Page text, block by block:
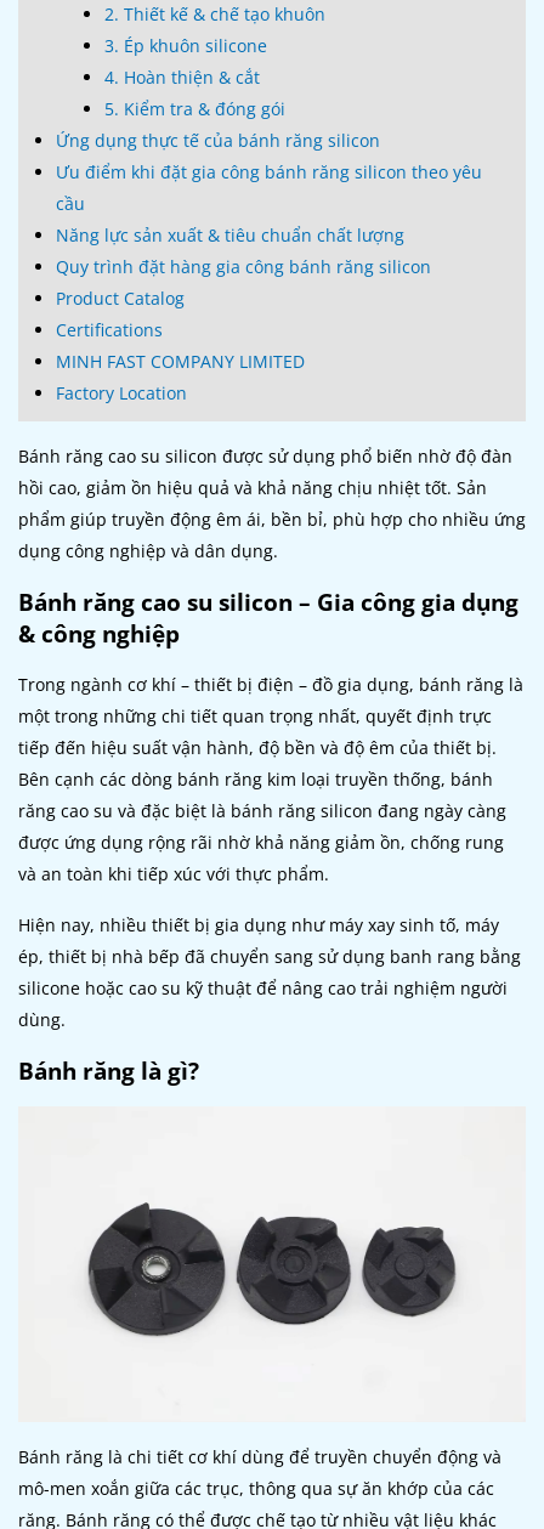
2. Thiết kế & chế tạo khuôn
3. Ép khuôn silicone
4. Hoàn thiện & cắt
5. Kiểm tra & đóng gói
Ứng dụng thực tế của bánh răng silicon
Ưu điểm khi đặt gia công bánh răng silicon theo yêu
cầu
Năng lực sản xuất & tiêu chuẩn chất lượng
Quy trình đặt hàng gia công bánh răng silicon
Product Catalog
Certifications
MINH FAST COMPANY LIMITED
Factory Location
Bánh răng cao su silicon được sử dụng phổ biến nhờ độ đàn
hồi cao, giảm ồn hiệu quả và khả năng chịu nhiệt tốt. Sản
phẩm giúp truyền động êm ái, bền bỉ, phù hợp cho nhiều ứng
dụng công nghiệp và dân dụng.
Bánh răng cao su silicon – Gia công gia dụng
& công nghiệp
Trong ngành cơ khí – thiết bị điện – đồ gia dụng, bánh răng là
một trong những chi tiết quan trọng nhất, quyết định trực
tiếp đến hiệu suất vận hành, độ bền và độ êm của thiết bị.
Bên cạnh các dòng bánh răng kim loại truyền thống, bánh
răng cao su và đặc biệt là bánh răng silicon đang ngày càng
được ứng dụng rộng rãi nhờ khả năng giảm ồn, chống rung
và an toàn khi tiếp xúc với thực phẩm.
Hiện nay, nhiều thiết bị gia dụng như máy xay sinh tố, máy
ép, thiết bị nhà bếp đã chuyển sang sử dụng banh rang bằng
silicone hoặc cao su kỹ thuật để nâng cao trải nghiệm người
dùng.
Bánh răng là gì?
Bánh răng là chi tiết cơ khí dùng để truyền chuyển động và
mô-men xoắn giữa các trục, thông qua sự ăn khớp của các
răng. Bánh răng có thể được chế tạo từ nhiều vật liệu khác